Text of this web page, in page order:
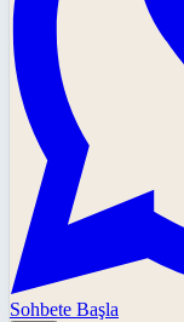
Sohbete Başla